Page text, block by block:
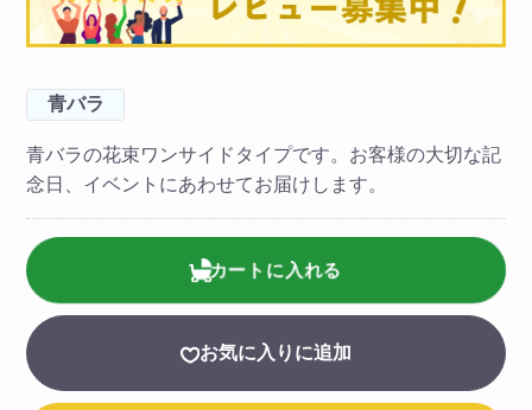
青バラ
青バラの花束ワンサイドタイプです。お客様の大切な記
念日、イベントにあわせてお届けします。
カートに入れる
お気に入りに追加